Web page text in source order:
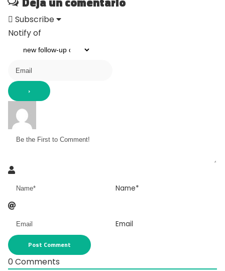
Subscribe
Notify of
Name*
Email
0Comments